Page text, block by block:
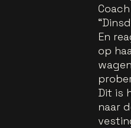
En
op
Dit is
naar